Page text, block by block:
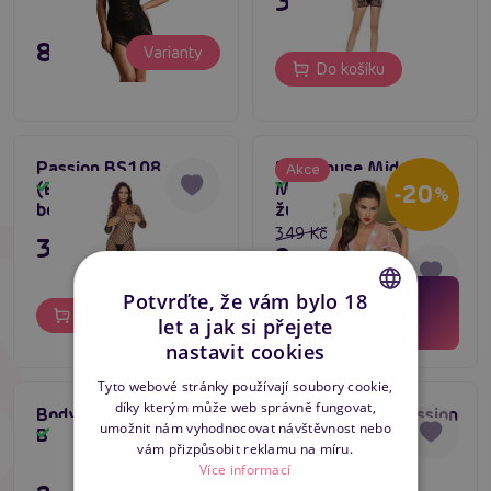
895 Kč Varianty
Do košíku
Passion BS108
(Black), síťovaný
bodystocking
Skladem
349 Kč
Do košíku
Akce
-20%
10 hodin
43 minut
39
Penthouse Midnight
Mirage (Rose), sexy
župánek
Skladem
349 Kč
279 Kč
Do košíku
Bodystocking Passion
BS027 černý
Skladem
5
Bodystocking Passion
BS025 černý
Skladem
ENGLISH
Potvrďte, že vám bylo 18
let a jak si přejete
nastavit cookies
Tyto webové stránky používají soubory cookie,
díky kterým může web správně fungovat,
umožnit nám vyhodnocovat návštěvnost nebo
vám přizpůsobit reklamu na míru.
Více informací